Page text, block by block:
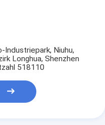
Industriepark, Niuhu,
Longhua, Shenzhen
518110